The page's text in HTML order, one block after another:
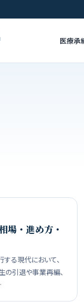
医療承
場・進め方・
る現代において、
の引退や事業再編、